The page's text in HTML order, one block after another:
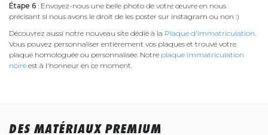
Étape 6 : Envoyez-nous une belle photo de votre œuvre en nous
précisant si nous avons le droit de les poster sur instagram ou non :)
Découvrez aussi notre nouveau site dédié à la Plaque d'immatriculation
Vous pouvez personnaliser entièrement vos plaques et trouvé votre
plaque homologuée ou personnalisée. Notre plaque immatriculation
noire est à l'honneur en ce moment.
DES MATÉRIAUX PREMIUM